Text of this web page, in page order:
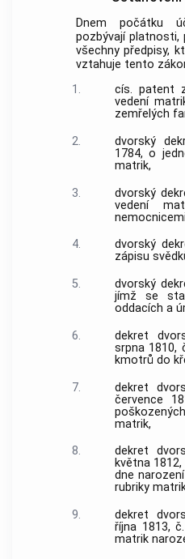
Dnem počátku
pozbývají platnosti,
všechny předpisy,
vztahuje tento
1.
cís. patent
vedení
zemřelých
2.
dvorský
1784, o
matrik,
3.
dvorský
vedení
4.
dvorský
zápisu
5.
dvorský
jímž se
oddacích a
6.
dekret
srpna 1810,
kmotrů do
7.
dekret
července
matrik,
8.
dekret
května
dne
rubriky
9.
dekret
října 1813,
matrik